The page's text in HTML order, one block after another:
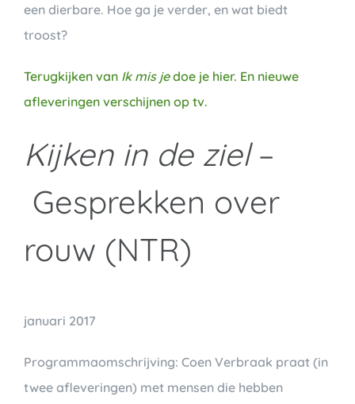
een dierbare. Hoe ga je verder, en wat biedt
troost?
Terugkijken van Ik mis jedoe je hier. En nieuwe
afleveringen verschijnen op tv.
Kijken in de ziel–
Gesprekken over
rouw (NTR)
januari 2017
Programmaomschrijving: Coen Verbraak praat (in
twee afleveringen) met mensen die hebben